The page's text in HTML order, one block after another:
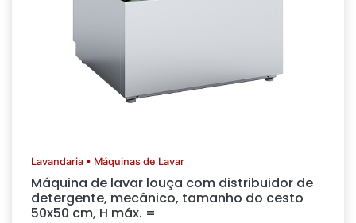
Lavandaria • Máquinas de Lavar
Máquina de lavar louça com distribuidor de
detergente, mecânico, tamanho do cesto
50x50 cm, H máx. =